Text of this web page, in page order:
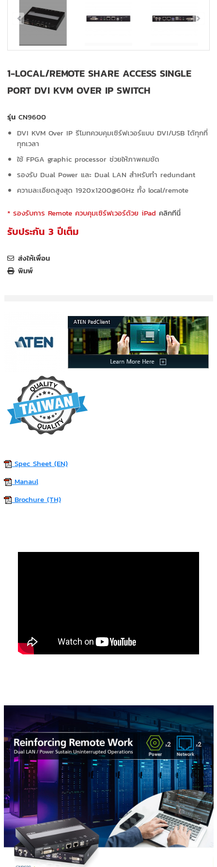
1-LOCAL/REMOTE SHARE ACCESS SINGLE
PORT DVI KVM OVER IP SWITCH
รุ่น CN9600
DVI KVM Over IP รีโมทควบคุมเซิร์ฟเวอร์แบบ DVI/USB ได้ทุกที่
ทุกเวลา
ใช้ FPGA graphic processor ช่วยให้ภาพคมชัด
รองรับ Dual Power และ Dual LAN สำหรับทำ redundant
ความละเอียดสูงสุด 1920x1200@60Hz ทั้ง local/remote
* รองรับการ Remote ควบคุมเซิร์ฟเวอร์ด้วย iPad คลิกทีนี่
รับประกัน 3 ปีเต็ม
ส่งให้เพื่อน
พิมพ์
Spec Sheet (EN)
Manaul
Brochure (TH)